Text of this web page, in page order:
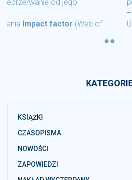
publikujących recenzowane
Unikatowy identyfikator
CZASOPISMA
NOWOŚCI
ZAPOWIEDZI
NAKŁAD WYCZERPANY